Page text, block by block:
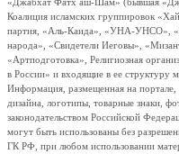
Коалиция исламских группировок
партия, «Аль-Каида», «УНА-УНСО»,
народа», «Свидетели Иеговы»,
«Артподготовка», Религиозная
в России» и входящие в ее структуру
Информация, размещенная на
дизайна, логотипы, товарные знаки,
законодательством Российской
могут быть использованы без
ГК РФ, при любом использовании